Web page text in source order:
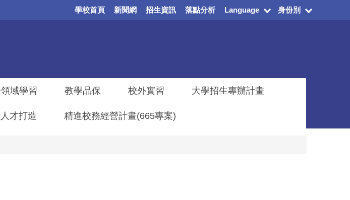
學校首頁 新聞網 招生資訊 落點分析 Language 身份別
域學習 教學品保 校外實習 大學招生專辦計畫
才打造 精進校務經營計畫(665專案)